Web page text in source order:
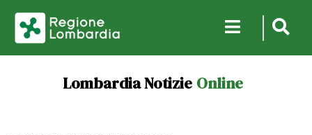
Lombardia Notizie Online